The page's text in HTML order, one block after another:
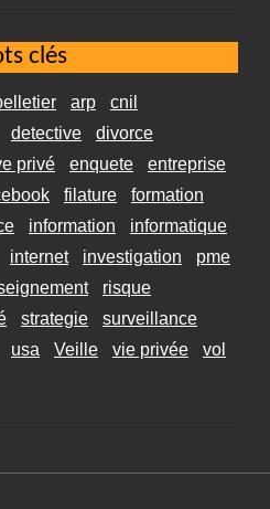
clés
arp
cnil
detective
divorce
privé enquete
entreprise
filature
formation
information
informatique
internet investigation
pme
risque
strategie
surveillance
usa Veille vie privée
vol